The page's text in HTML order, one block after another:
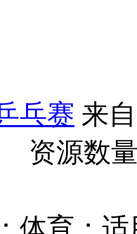
乓赛 来
资源数
体育；